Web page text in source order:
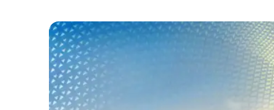
pada 5 Agustus 2026.